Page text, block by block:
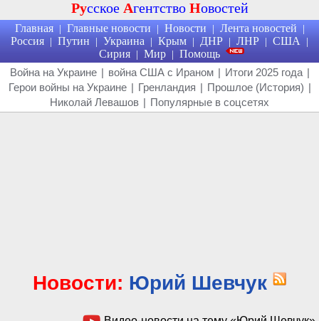
Русское Агентство Новостей
Главная | Главные новости | Новости | Лента новостей |
Россия | Путин | Украина | Крым | ДНР | ЛНР | США |
Сирия | Мир | Помощь
Война на Украине | война США с Ираном | Итоги 2025 года |
Герои войны на Украине | Гренландия | Прошлое (История) |
Николай Левашов | Популярные в соцсетях
Новости: Юрий Шевчук